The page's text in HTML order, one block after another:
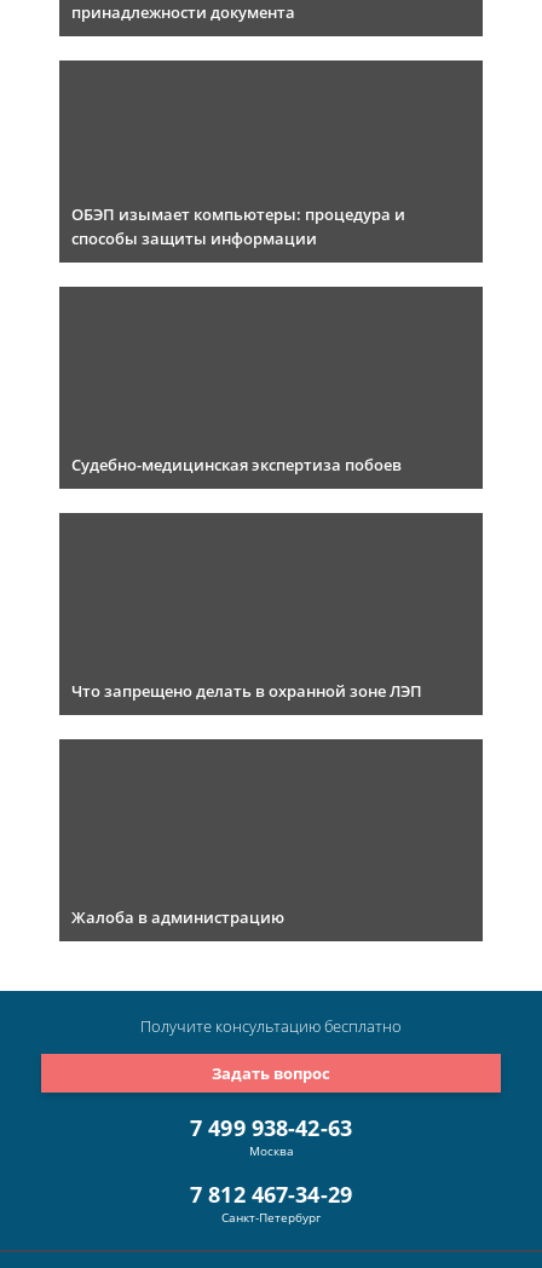
принадлежности документа
ОБЭП изымает компьютеры: процедура и
способы защиты информации
Судебно-медицинская экспертиза побоев
Что запрещено делать в охранной зоне ЛЭП
Жалоба в администрацию
7 499 938-42-63
Москва
7 812 467-34-29
Санкт-Петербург
Задать вопрос
Получите консультациюбесплатно